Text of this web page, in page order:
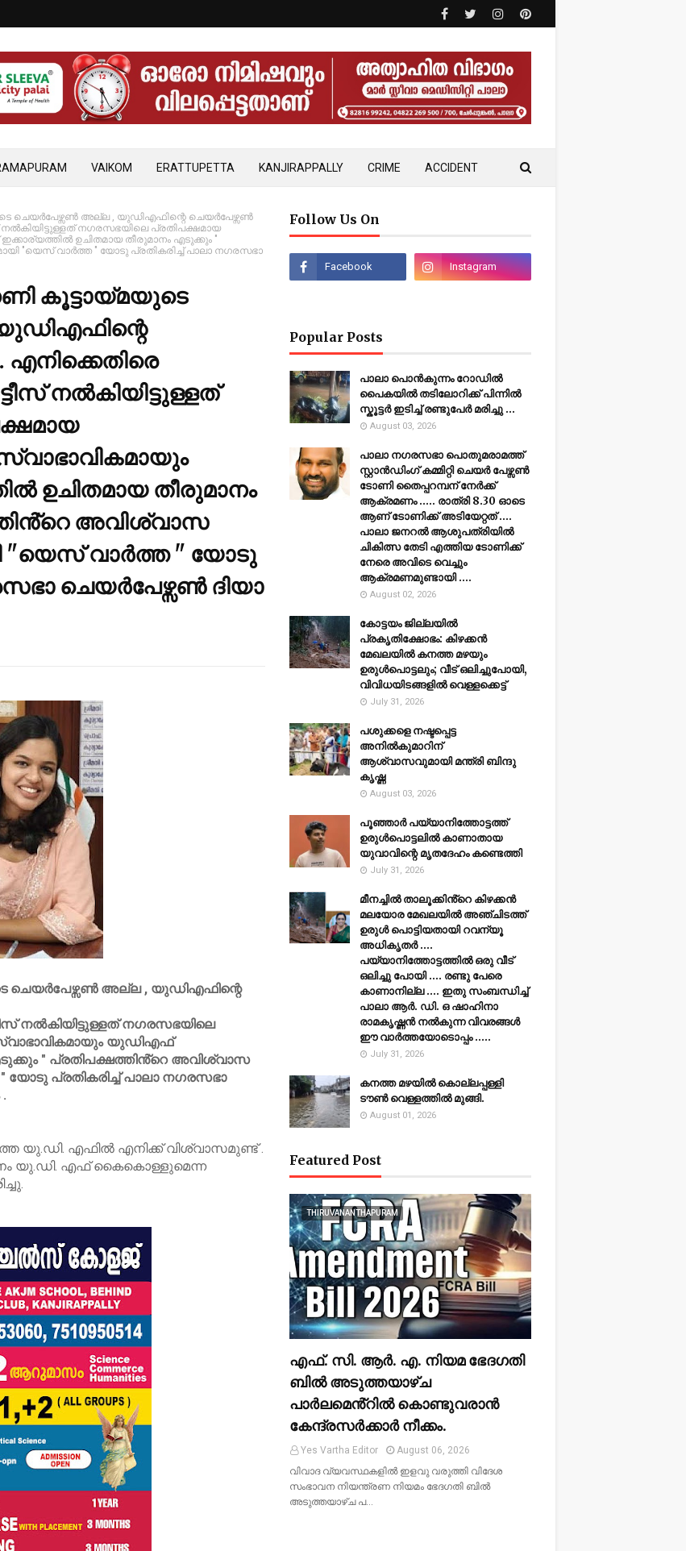
VAIKOM ERATTUPETTA KANJIRAPPALLY CRIME ACCIDENT
ചെയർപേഴ്സൺ അല്ല , യുഡിഎഫിന്റെ ചെയർപേഴ്സൺ
നഗരസഭയിലെ പ്രതിപക്ഷമായ
ഉചിതമായ തീരുമാനം എടുക്കും "
"യെസ് വാർത്ത " യോടു പ്രതികരിച്ച് പാലാ നഗരസഭാ
കൂട്ടായ്മയുടെ
നൽകിയിട്ടുള്ളത്
ഉചിതമായ തീരുമാനം
അവിശ്വാസ
"യെസ് വാർത്ത " യോടു
ചെയർപേഴ്സൺ ദിയാ
ചെയർപേഴ്സൺ അല്ല , യുഡിഎഫിന്റെ
നൽകിയിട്ടുള്ളത് നഗരസഭയിലെ
യുഡിഎഫ്
" പ്രതിപക്ഷത്തിൻ്റെ അവിശ്വാസ
യോടു പ്രതികരിച്ച് പാലാ നഗരസഭാ
യു.ഡി. എഫിൽ എനിക്ക് വിശ്വാസമുണ്ട് .
യു.ഡി. എഫ് കൈകൊള്ളുമെന്ന
Follow Us On
Popular Posts
പാലാ പൊൻകുന്നം റോഡിൽ
പൈകയിൽ തടിലോറിക്ക് പിന്നിൽ
സ്കൂട്ടർ ഇടിച്ച് രണ്ടുപേർ മരിച്ചു ...
August 03, 2026
പാലാ നഗരസഭാ പൊതുമരാമത്ത്
സ്റ്റാൻഡിംഗ് കമ്മിറ്റി ചെയർ പേഴ്സൺ
ടോണി തൈപ്പറമ്പന് നേർക്ക്
ആക്രമണം ..... രാത്രി 8.30 ഓടെ
ആണ് ടോണിക്ക് അടിയേറ്റത് ....
പാലാ ജനറൽ ആശുപത്രിയിൽ
ചികിത്സ തേടി എത്തിയ ടോണിക്ക്
നേരെ അവിടെ വെച്ചും
ആക്രമണമുണ്ടായി ....
August 02, 2026
കോട്ടയം ജില്ലയില്‍
പ്രകൃതിക്ഷോഭം: കിഴക്കന്‍
മേഖലയില്‍ കനത്ത മഴയും
ഉരുള്‍പൊട്ടലും; വീട് ഒലിച്ചുപോയി,
വിവിധയിടങ്ങളില്‍ വെള്ളക്കെട്ട്
July 31, 2026
പശുക്കളെ നഷ്ടപ്പെട്ട
അനിൽകുമാറിന്
ആശ്വാസവുമായി മന്ത്രി ബിന്ദു
കൃഷ്ണ
August 03, 2026
പൂഞ്ഞാര്‍ പയ്യാനിത്തോട്ടത്ത്
ഉരുള്‍പൊട്ടലില്‍ കാണാതായ
യുവാവിന്റെ മൃതദേഹം കണ്ടെത്തി
July 31, 2026
മീനച്ചിൽ താലൂക്കിൻ്റെ കിഴക്കൻ
മലയോര മേഖലയിൽ അഞ്ചിടത്ത്
ഉരുൾ പൊട്ടിയതായി റവന്യൂ
അധികൃതർ ....
പയ്യാനിത്തോട്ടത്തിൽ ഒരു വീട്
ഒലിച്ചു പോയി .... രണ്ടു പേരെ
കാണാനില്ല .... ഇതു സംബന്ധിച്ച്
പാലാ ആർ. ഡി. ഒ ഷാഹിനാ
രാമകൃഷ്ണൻ നൽകുന്ന വിവരങ്ങൾ
ഈ വാർത്തയോടൊപ്പം .....
July 31, 2026
കനത്ത മഴയില്‍ കൊല്ലപ്പള്ളി
ടൗണ്‍ വെള്ളത്തില്‍ മുങ്ങി.
August 01, 2026
Featured Post
THIRUVANANTHAPURAM
എഫ്. സി. ആർ. എ. നിയമ ഭേദഗതി
ബിൽ അടുത്തയാഴ്ച
പാർലമെൻ്റിൽ കൊണ്ടുവരാൻ
കേന്ദ്രസർക്കാർ നീക്കം.
Yes Vartha Editor
August 06, 2026
വിവാദ വ്യവസ്ഥകളിൽ ഇളവു വരുത്തി വിദേശ
സംഭാവന നിയന്ത്രണ നിയമം ഭേദഗതി ബിൽ
അടുത്തയാഴ്ച പ…